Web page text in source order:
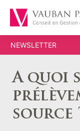
NEWSLETTER
A quoi
source